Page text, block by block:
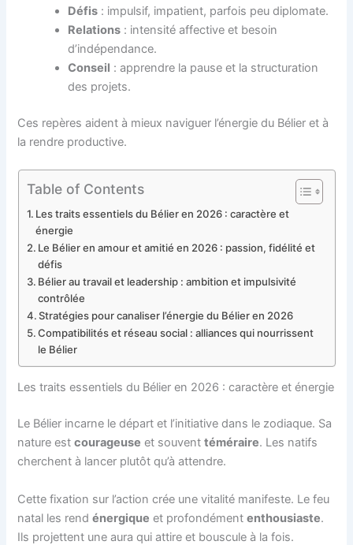
Défis : impulsif, impatient, parfois peu diplomate.
Relations : intensité affective et besoin
d’indépendance.
Conseil : apprendre la pause et la structuration
des projets.
Ces repères aident à mieux naviguer l’énergie du Bélier et à
la rendre productive.
Table of Contents
Les traits essentiels du Bélier en 2026 : caractère et
énergie
Le Bélier en amour et amitié en 2026 : passion, fidélité et
défis
Bélier au travail et leadership : ambition et impulsivité
contrôlée
Stratégies pour canaliser l’énergie du Bélier en 2026
Compatibilités et réseau social : alliances qui nourrissent
le Bélier
Les traits essentiels du Bélier en 2026 : caractère et énergie
Le Bélier incarne le départ et l’initiative dans le zodiaque. Sa
nature estcourageuse et souventtéméraire. Les natifs
cherchent à lancer plutôt qu’à attendre.
Cette fixation sur l’action crée une vitalité manifeste. Le feu
natal les rendénergique et profondémententhousiaste.
Ils projettent une aura qui attire et bouscule à la fois.